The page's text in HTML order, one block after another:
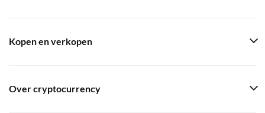
Kopen en verkopen
Over cryptocurrency